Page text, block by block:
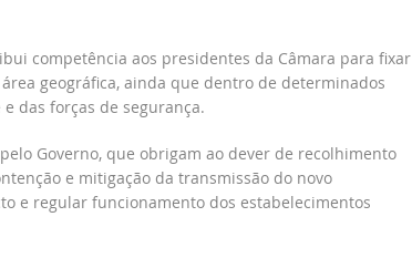
competência aos presidentes da Câmara para fixar
geográfica, ainda que dentro de determinados
das forças de segurança.
Governo, que obrigam ao dever de recolhimento
e mitigação da transmissão do novo
e regular funcionamento dos estabelecimentos